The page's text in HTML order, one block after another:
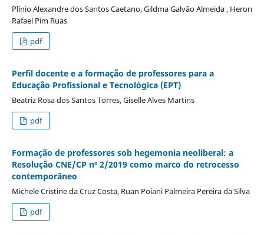
Plínio Alexandre dos Santos Caetano, Gildma Galvão Almeida , Heron
Rafael Pim Ruas
pdf
Perfil docente e a formação de professores para a
Educação Profissional e Tecnológica (EPT)
Beatriz Rosa dos Santos Torres, Giselle Alves Martins
pdf
Formação de professores sob hegemonia neoliberal: a
Resolução CNE/CP nº 2/2019 como marco do retrocesso
contemporâneo
Michele Cristine da Cruz Costa, Ruan Poiani Palmeira Pereira da Silva
pdf